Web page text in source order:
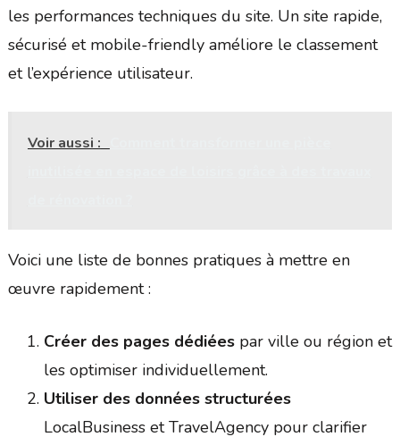
les performances techniques du site. Un site rapide,
sécurisé et mobile-friendly améliore le classement
et l’expérience utilisateur.
Voir aussi : Comment transformer une pièce
Voici une liste de bonnes pratiques à mettre en
œuvre rapidement :
Créer des pages dédiéespar ville ou région et
les optimiser individuellement.
Utiliser des données structurées
LocalBusiness et TravelAgency pour clarifier